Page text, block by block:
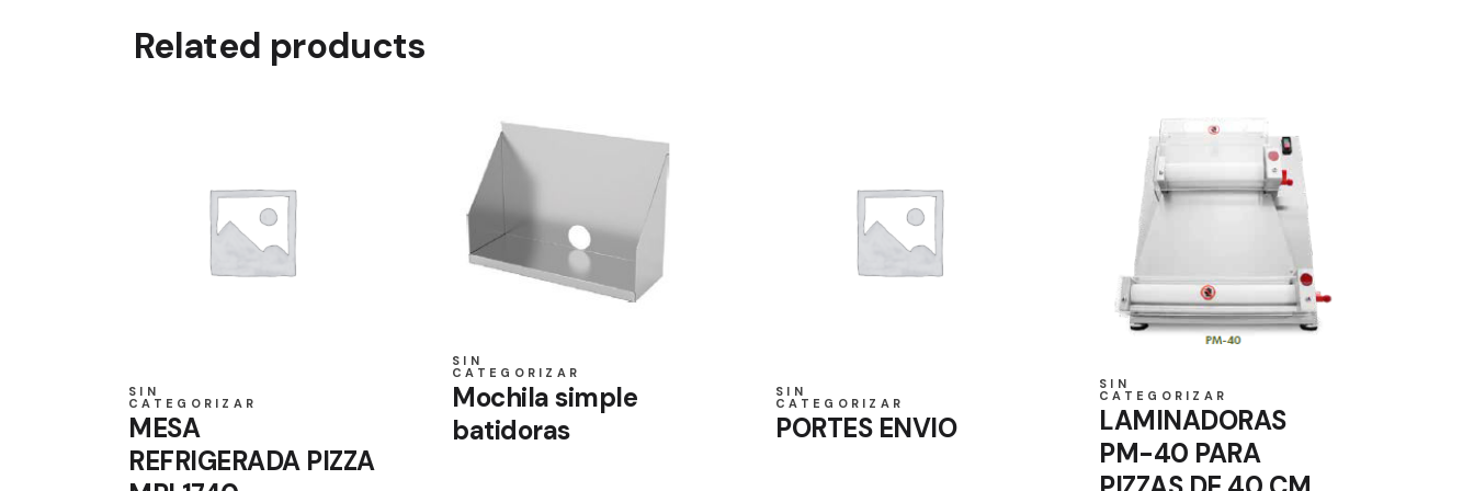
Related products
SIN
CATEGORIZAR
MESA
REFRIGERADA PIZZA
SIN
CATEGORIZAR
Mochila simple
batidoras
SIN
CATEGORIZAR
PORTES ENVIO
SIN
CATEGORIZAR
LAMINADORAS
PM-40 PARA